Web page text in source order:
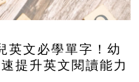
英文必學單字！幼
提升英文閱讀能力